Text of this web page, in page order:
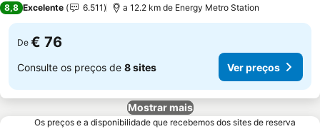
8,8 Excelente 6.511 a 12.2 km de Energy Metro Station
De € 76
Consulte os preços de 8 sites Ver preços
Mostrar mais
Os preços e a disponibilidade que recebemos dos sites de reserva